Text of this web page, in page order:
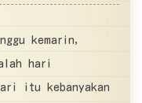
kemarin,
hari
itu kebanyakan